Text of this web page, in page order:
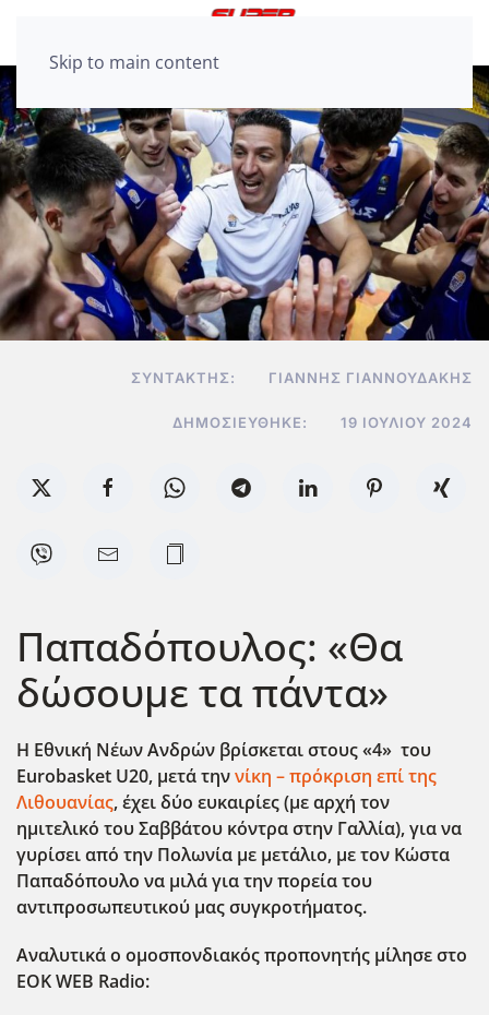
Skip to main content
ΣΥΝΤΆΚΤΗΣ: ΓΙΆΝΝΗΣ ΓΙΑΝΝΟΥΔΆΚΗΣ
ΔΗΜΟΣΙΕΎΘΗΚΕ: 19 ΙΟΥΛΊΟΥ 2024
Παπαδόπουλος: «Θα
δώσουμε τα πάντα»
Η Εθνική Νέων Ανδρών βρίσκεται στους «4» του
Eurobasket U20, μετά τηννίκη – πρόκριση επί της
Λιθουανίας, έχει δύο ευκαιρίες (με αρχή τον
ημιτελικό του Σαββάτου κόντρα στην Γαλλία), για να
γυρίσει από την Πολωνία με μετάλιο, με τον Κώστα
Παπαδόπουλο να μιλά για την πορεία του
αντιπροσωπευτικού μας συγκροτήματος.
Αναλυτικά ο ομοσπονδιακός προπονητής μίλησε στο
EOKWEB Radio: